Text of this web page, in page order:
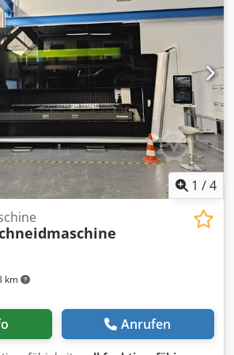
Stück -Abmessungen:
-Gewicht: 210 kg
1 /4
km
Anrufen